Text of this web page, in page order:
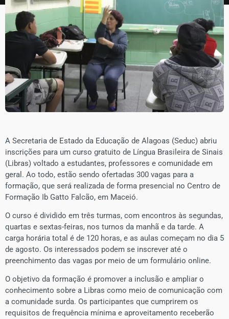
A Secretaria de Estado da Educação de Alagoas (Seduc) abriu
inscrições para um curso gratuito de Língua Brasileira de Sinais
(Libras) voltado a estudantes, professores e comunidade em
geral. Ao todo, estão sendo ofertadas 300 vagas para a
formação, que será realizada de forma presencial no Centro de
Formação Ib Gatto Falcão, em Maceió.
O curso é dividido em três turmas, com encontros às segundas,
quartas e sextas-feiras, nos turnos da manhã e da tarde. A
carga horária total é de 120 horas, e as aulas começam no dia 5
de agosto. Os interessados podem se inscrever até o
preenchimento das vagas por meio de um formulário online.
O objetivo da formação é promover a inclusão e ampliar o
conhecimento sobre a Libras como meio de comunicação com
a comunidade surda. Os participantes que cumprirem os
requisitos de frequência mínima e aproveitamento receberão